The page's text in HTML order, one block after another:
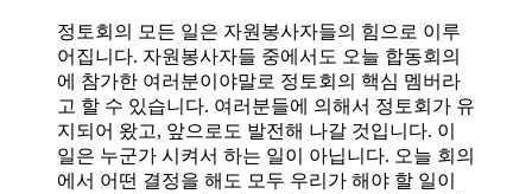
정토회의 모든 일은 자원봉사자들의 힘으로 이루
어집니다. 자원봉사자들 중에서도 오늘 합동회의
에 참가한 여러분이야말로 정토회의 핵심 멤버라
고 할 수 있습니다. 여러분들에 의해서 정토회가 유
지되어 왔고, 앞으로도 발전해 나갈 것입니다. 이
일은 누군가 시켜서 하는 일이 아닙니다. 오늘 회의
에서 어떤 결정을 해도 모두 우리가 해야 할 일이